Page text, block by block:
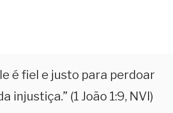
é fiel e justo para perdoar
injustiça.” (1 João 1:9, NVI)